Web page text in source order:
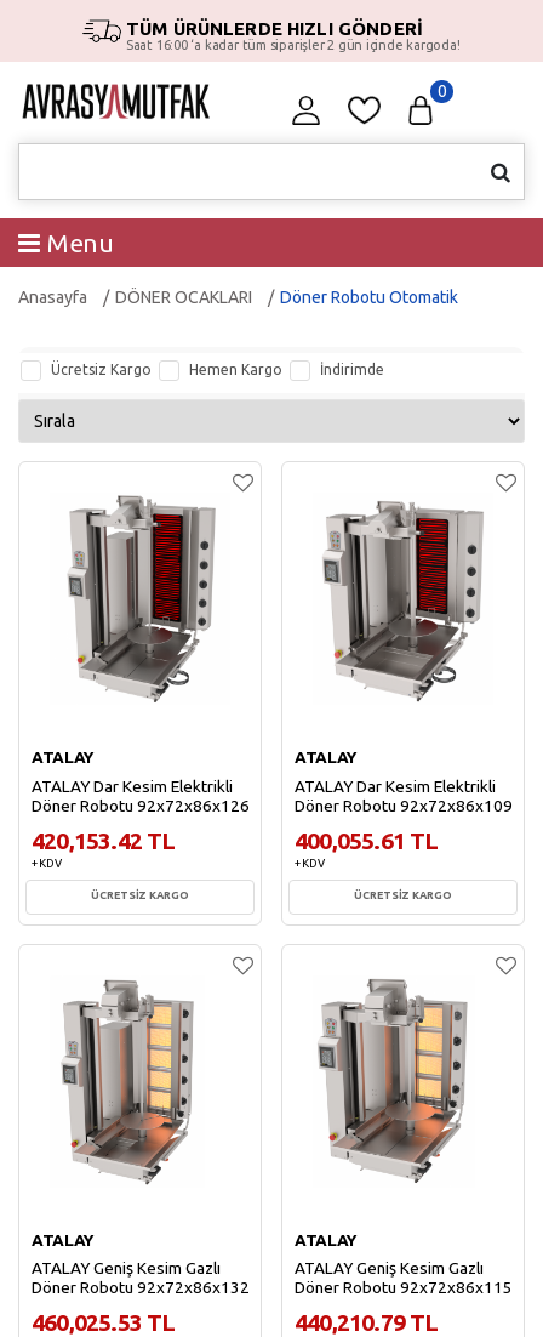
TÜM ÜRÜNLERDE HIZLI GÖNDERİ
Saat 16:00 ‘a kadar tüm siparişler 2 gün içinde kargoda!
0
Menu
Anasayfa DÖNER OCAKLARI Döner Robotu Otomatik
Ücretsiz Kargo Hemen Kargo İndirimde
ATALAY
ATALAY Dar Kesim Elektrikli
Döner Robotu 92x72x86x126
420,153.42 TL
+ KDV
ÜCRETSİZ KARGO
Sepete Ekle
ATALAY
ATALAY Dar Kesim Elektrikli
Döner Robotu 92x72x86x109
400,055.61 TL
+ KDV
ÜCRETSİZ KARGO
Sepete Ekle
ATALAY
ATALAY Geniş Kesim Gazlı
Döner Robotu 92x72x86x132
460,025.53 TL
ATALAY
ATALAY Geniş Kesim Gazlı
Döner Robotu 92x72x86x115
440,210.79 TL